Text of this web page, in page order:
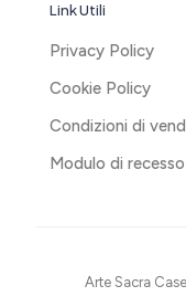
Link Utili
Privacy Policy
Cookie Policy
Condizioni di
Modulo di recesso
Arte Sacra